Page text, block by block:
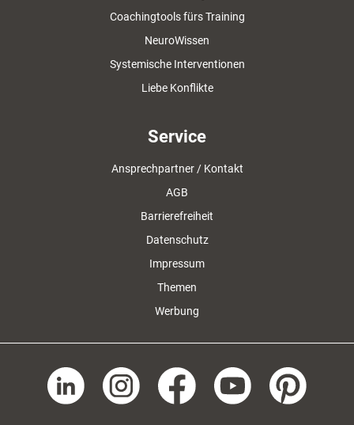
Coachingtools fürs Training
NeuroWissen
Systemische Interventionen
Liebe Konflikte
Service
Ansprechpartner / Kontakt
AGB
Barrierefreiheit
Datenschutz
Impressum
Themen
Werbung